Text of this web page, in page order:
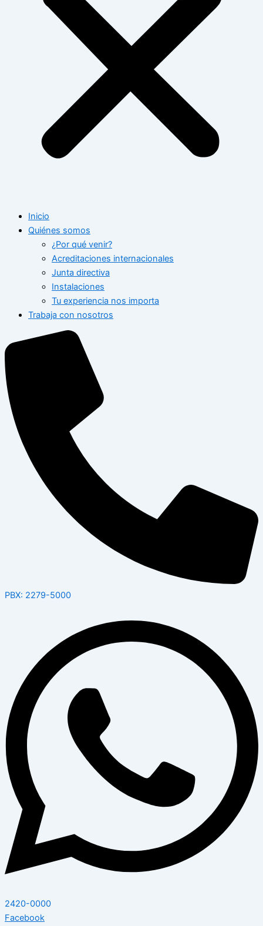
Inicio
Quiénes somos
¿Por qué venir?
Acreditaciones internacionales
Junta directiva
Instalaciones
Tu experiencia nos importa
Trabaja con nosotros
PBX: 2279-5000
2420-0000
Facebook